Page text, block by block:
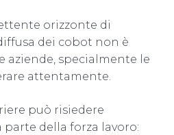
orizzonte di
dei cobot non è
aziende, specialmente le
attentamente.
può risiedere
parte della forza lavoro: